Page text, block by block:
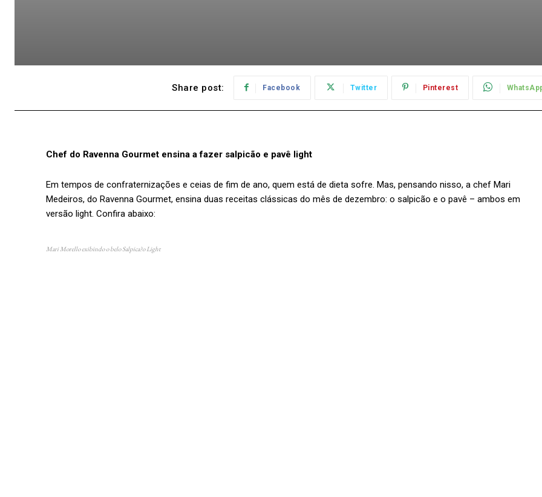
Share post: Facebook Twitter Pinterest
Chef do Ravenna Gourmet ensina a fazer salpicão e pavê light
Em tempos de confraternizações e ceias de fim de ano, quem está de dieta sofre. Mas, pensando nisso, a chef Mari
Medeiros, do Ravenna Gourmet, ensina duas receitas clássicas do mês de dezembro: o salpicão e o pavê – ambos em
versão light. Confira abaixo:
Mari Morello exibindo o belo Salpica?o Light